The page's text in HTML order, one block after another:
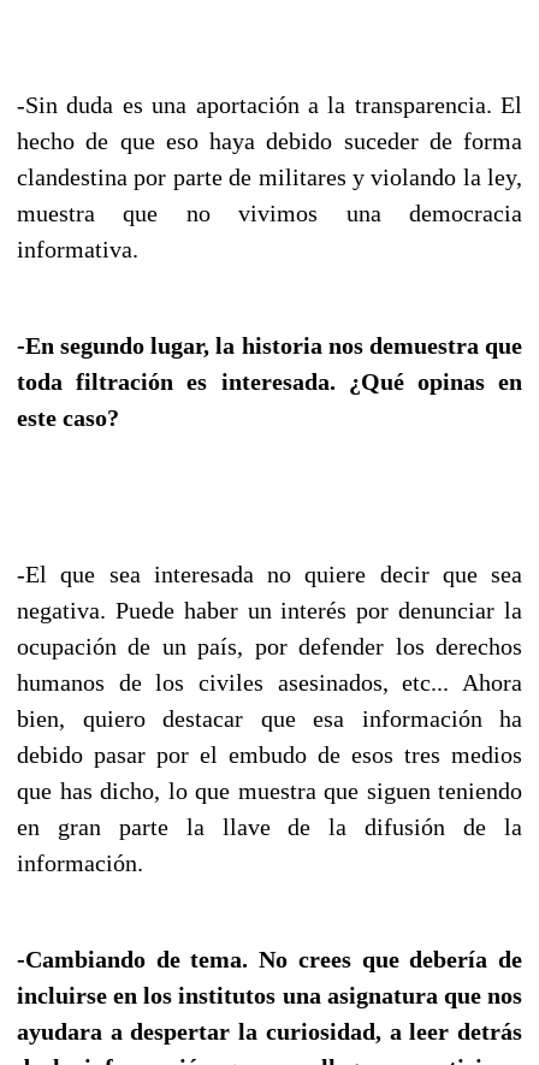
-Sin duda es una aportación a la transparencia. El
hecho de que eso haya debido suceder de forma
clandestina por parte de militares y violando la ley,
muestra que no vivimos una democracia
informativa.
-En segundo lugar, la historia nos demuestra que
toda filtración es interesada. ¿Qué opinas en
este caso?
-El que sea interesada no quiere decir que sea
negativa. Puede haber un interés por denunciar la
ocupación de un país, por defender los derechos
humanos de los civiles asesinados, etc... Ahora
bien, quiero destacar que esa información ha
debido pasar por el embudo de esos tres medios
que has dicho, lo que muestra que siguen teniendo
en gran parte la llave de la difusión de la
información.
-Cambiando de tema. No crees que debería de
incluirse en los institutos una asignatura que nos
ayudara a despertar la curiosidad, a leer detrás